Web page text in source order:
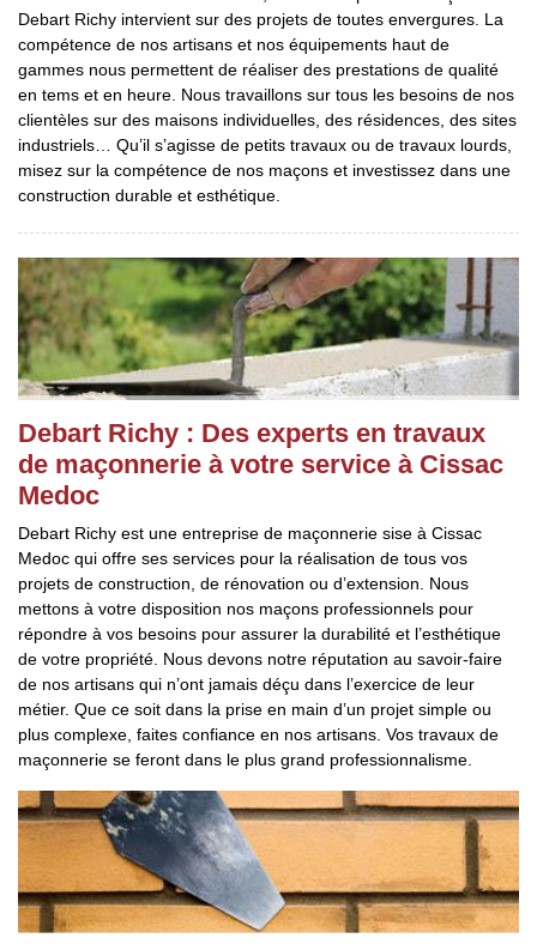
Debart Richy intervient sur des projets de toutes envergures. La
compétence de nos artisans et nos équipements haut de
gammes nous permettent de réaliser des prestations de qualité
en tems et en heure. Nous travaillons sur tous les besoins de nos
clientèles sur des maisons individuelles, des résidences, des sites
industriels… Qu’il s’agisse de petits travaux ou de travaux lourds,
misez sur la compétence de nos maçons et investissez dans une
construction durable et esthétique.
Debart Richy : Des experts en travaux
de maçonnerie à votre service à Cissac
Medoc
Debart Richy est une entreprise de maçonnerie sise à Cissac
Medoc qui offre ses services pour la réalisation de tous vos
projets de construction, de rénovation ou d’extension. Nous
mettons à votre disposition nos maçons professionnels pour
répondre à vos besoins pour assurer la durabilité et l’esthétique
de votre propriété. Nous devons notre réputation au savoir-faire
de nos artisans qui n’ont jamais déçu dans l’exercice de leur
métier. Que ce soit dans la prise en main d’un projet simple ou
plus complexe, faites confiance en nos artisans. Vos travaux de
maçonnerie se feront dans le plus grand professionnalisme.